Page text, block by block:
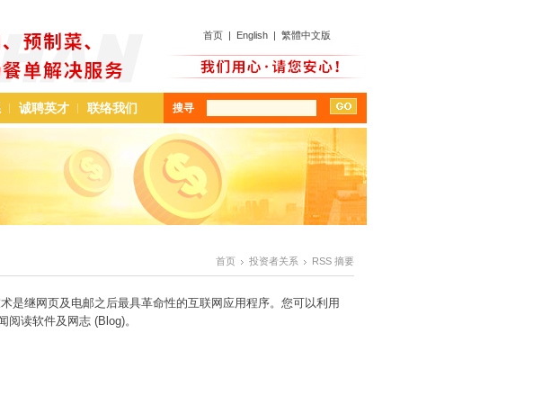
首页 | English | 繁體中文版
诚聘英才 联络我们 搜寻
首页 投资者关系 RSS 摘要
是继网页及电邮之后最具革命性的互联网应用程序。您可以利用
读软件及网志 (Blog)。